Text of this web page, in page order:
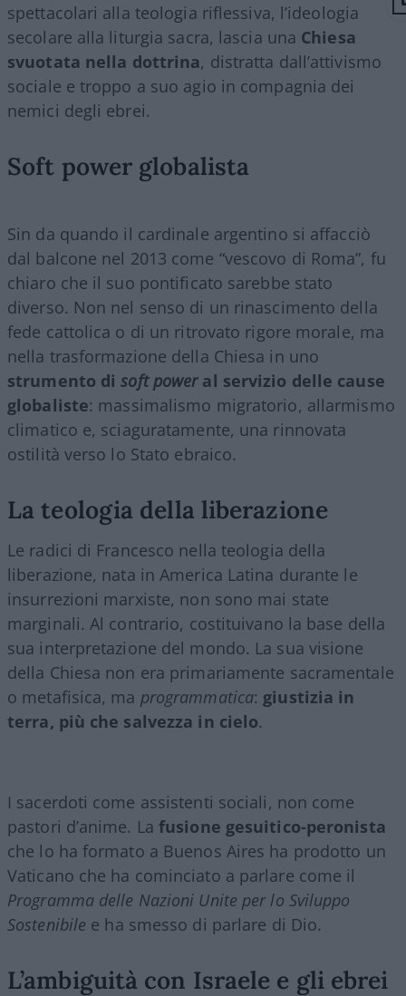
spettacolari alla teologia riflessiva, l’ideologia
secolare alla liturgia sacra, lascia una Chiesa
svuotata nella dottrina, distratta dall’attivismo
sociale e troppo a suo agio in compagnia dei
nemici degli ebrei.
Soft power globalista
Sin da quando il cardinale argentino si affacciò
dal balcone nel 2013 come “vescovo di Roma”, fu
chiaro che il suo pontificato sarebbe stato
diverso. Non nel senso di un rinascimento della
fede cattolica o di un ritrovato rigore morale, ma
nella trasformazione della Chiesa in uno
strumento disoft poweral servizio delle cause
globaliste: massimalismo migratorio, allarmismo
climatico e, sciaguratamente, una rinnovata
ostilità verso lo Stato ebraico.
La teologia della liberazione
Le radici di Francesco nella teologia della
liberazione, nata in America Latina durante le
insurrezioni marxiste, non sono mai state
marginali. Al contrario, costituivano la base della
sua interpretazione del mondo. La sua visione
della Chiesa non era primariamente sacramentale
o metafisica, ma programmatica: giustizia in
terra, più che salvezza in cielo.
I sacerdoti come assistenti sociali, non come
pastori d’anime. Lafusione gesuitico-peronista
che lo ha formato a Buenos Aires ha prodotto un
Vaticano che ha cominciato a parlare come il
Programma delle Nazioni Unite per lo Sviluppo
Sostenibile e ha smesso di parlare di Dio.
L’ambiguità con Israele e gli ebrei